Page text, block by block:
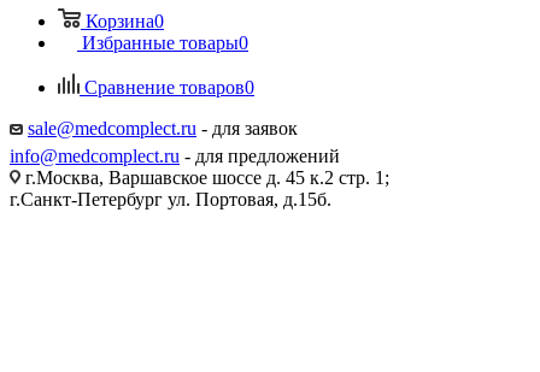
Корзина0
Избранные товары0
Сравнение товаров0
sale@medcomplect.ru - для заявок
info@medcomplect.ru - для предложений
г.Москва, Варшавское шоссе д. 45 к.2 стр. 1;
г.Санкт-Петербург ул. Портовая, д.15б.